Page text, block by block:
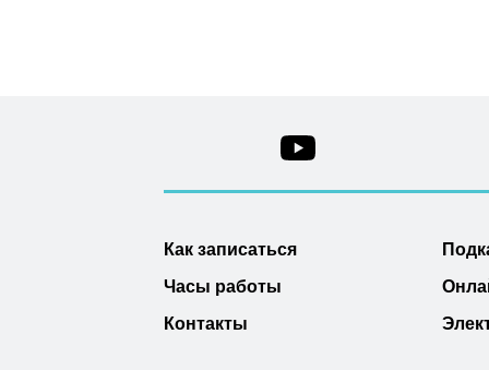
Как записаться
Часы работы
Контакты